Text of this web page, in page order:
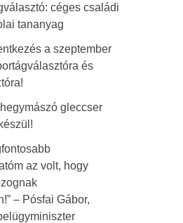
céges családi
tananyag
a szeptember
és
gleccser
az volt, hogy
– Pósfai Gábor,